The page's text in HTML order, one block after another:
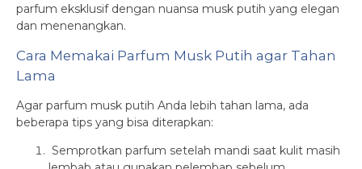
parfum eksklusif dengan nuansa musk putih yang elegan
dan menenangkan.
Cara Memakai Parfum Musk Putih agar Tahan
Lama
Agar parfum musk putih Anda lebih tahan lama, ada
beberapa tips yang bisa diterapkan:
Semprotkan parfum setelah mandi saat kulit masih